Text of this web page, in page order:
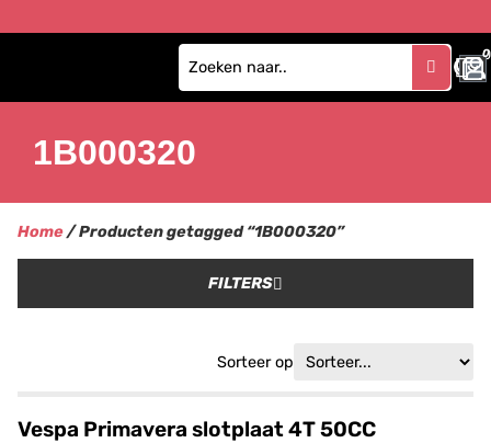
0
0
1B000320
Home/ Producten getagged “1B000320”
FILTERS
Sorteer op
Vespa Primavera slotplaat 4T 50CC